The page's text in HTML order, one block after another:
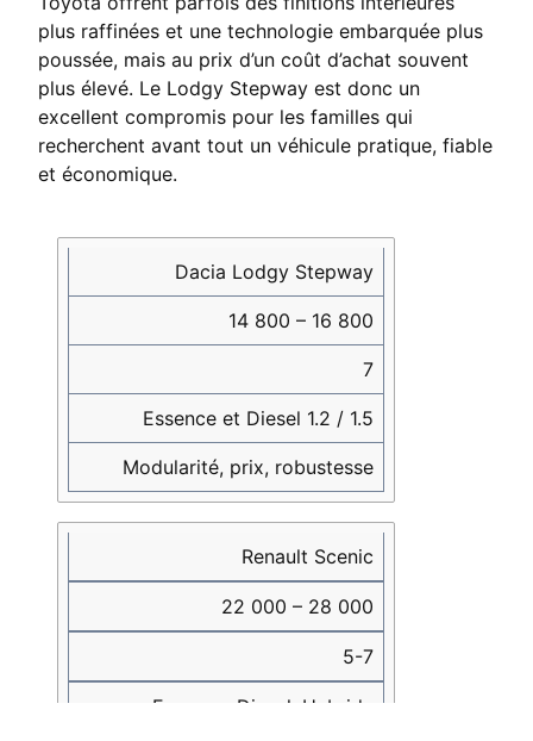
plus raffinées et une technologie embarquée plus
poussée, mais au prix d’un coût d’achat souvent
plus élevé. Le Lodgy Stepway est donc un
excellent compromis pour les familles qui
recherchent avant tout un véhicule pratique, fiable
et économique.
principalesDacia Lodgy Stepway
14 800 – 16 800
7
Essence et Diesel 1.2 / 1.5
Modularité, prix, robustesse
Renault Scenic
22 000 – 28 000
5-7
Essence, Diesel, Hybride